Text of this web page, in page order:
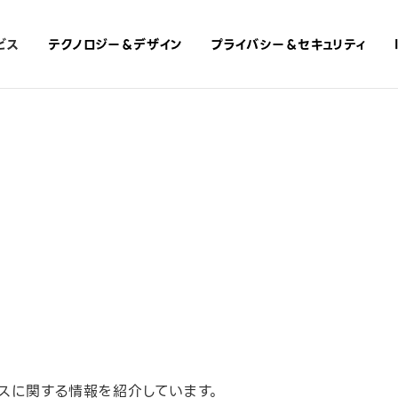
ス テクノロジー＆​デザイン プライバシー＆​セキュリティ
関する情報を紹介しています。